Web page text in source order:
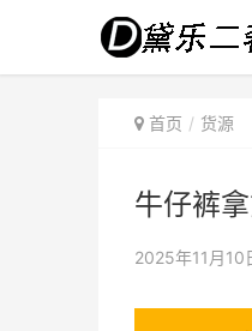
首页 货源
牛仔裤
2025年11月10